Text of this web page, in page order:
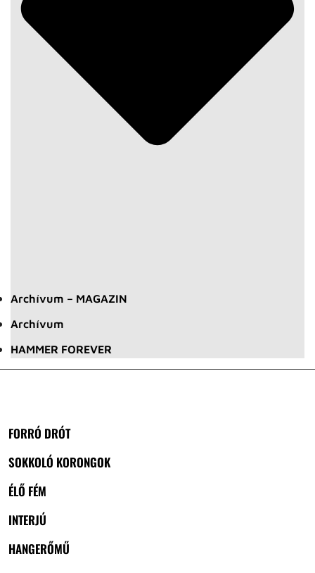
Archívum – MAGAZIN
Archívum
HAMMER FOREVER
FORRÓ DRÓT
SOKKOLÓ KORONGOK
ÉLŐ FÉM
INTERJÚ
HANGERŐMŰ